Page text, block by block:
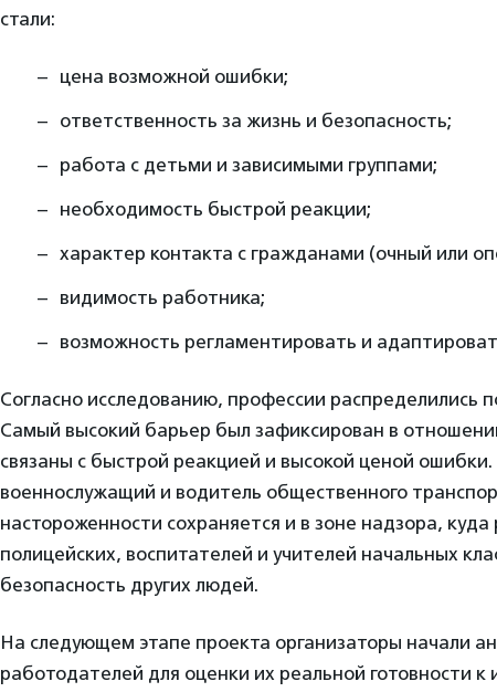
стали:
цена возможной ошибки;
ответственность за жизнь и безопасность;
работа с детьми и зависимыми группами;
необходимость быстрой реакции;
характер контакта с гражданами (очный или
видимость работника;
возможность регламентировать и
Согласно исследованию, профессии распределились
Самый высокий барьер был зафиксирован в
связаны с быстрой реакцией и высокой ценой
военнослужащий и водитель общественного
настороженности сохраняется и в зоне надзора,
полицейских, воспитателей и учителей начальных
безопасность других людей.
На следующем этапе проекта организаторы начали
работодателей для оценки их реальной готовности